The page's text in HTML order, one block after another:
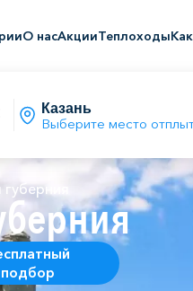
О насАкцииТеплоходы
Выберите место
подбор